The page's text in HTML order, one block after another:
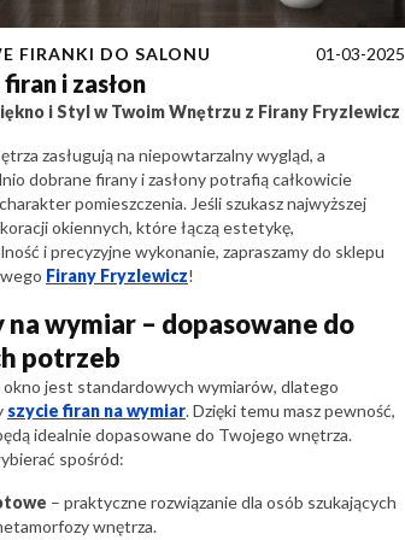
FIRANKI DO SALONU 01-03-2025
i zasłon
i Styl w Twoim Wnętrzu z Firany Fryzlewicz
zasługują na niepowtarzalny wygląd, a
dobrane firany i zasłony potrafią całkowicie
pomieszczenia. Jeśli szukasz najwyższej
okiennych, które łączą estetykę,
i precyzyjne wykonanie, zapraszamy do sklepu
Firany Fryzlewicz!
na wymiar – dopasowane do
potrzeb
okno jest standardowych wymiarów, dlatego
szycie firan na wymiar. Dzięki temu masz pewność,
idealnie dopasowane do Twojego wnętrza.
spośród:
– praktyczne rozwiązanie dla osób szukających
wnętrza.